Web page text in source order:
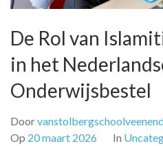
De Rol van
in het
Onderwijsbestel
Door
Op 20 maart 2026 In